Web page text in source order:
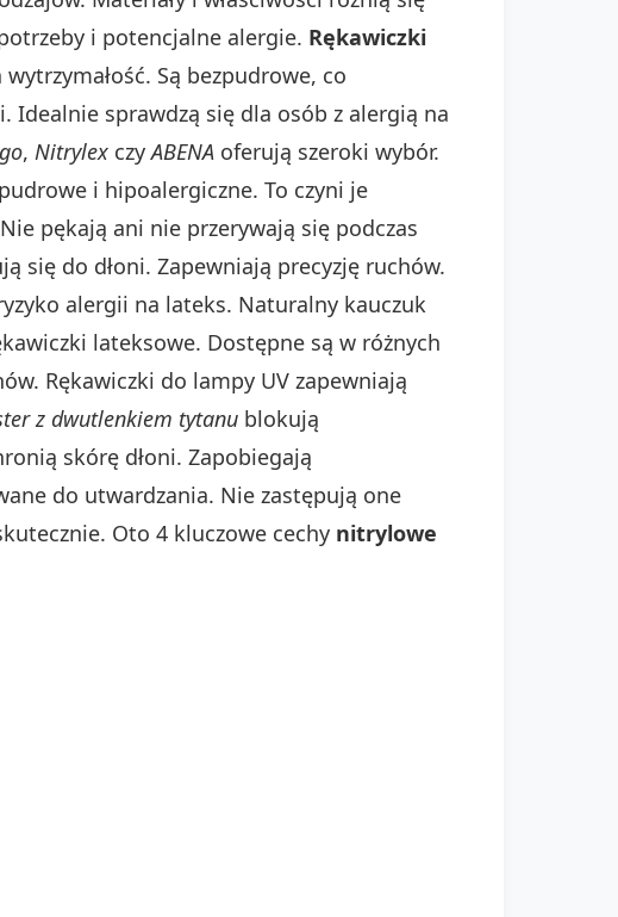
i potencjalne alergie. Rękawiczki
Są bezpudrowe, co
sprawdzą się dla osób z alergią na
, Nitrylex czyABENA oferują szeroki wybór.
i hipoalergiczne. To czyni je
pękają ani nie przerywają się podczas
się do dłoni. Zapewniają precyzję ruchów.
alergii na lateks. Naturalny kauczuk
lateksowe. Dostępne są w różnych
Rękawiczki do lampy UV zapewniają
z dwutlenkiem tytanu blokują
skórę dłoni. Zapobiegają
do utwardzania. Nie zastępują one
Oto 4 kluczowe cechy nitrylowe